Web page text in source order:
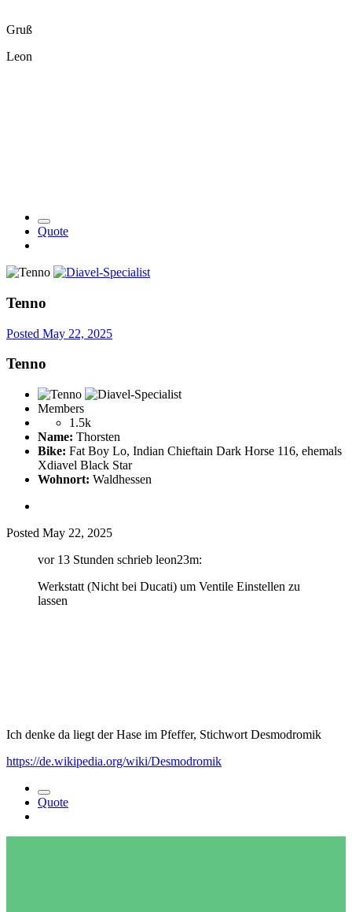
Gruß
Leon
Quote
Tenno
Posted May 22, 2025
Tenno
Members
1.5k
Name: Thorsten
Bike: Fat Boy Lo, Indian Chieftain Dark Horse 116, ehemals
Xdiavel Black Star
Wohnort: Waldhessen
Posted May 22, 2025
vor 13 Stunden schrieb leon23m:
Werkstatt (Nicht bei Ducati) um Ventile Einstellen zu
lassen
Ich denke da liegt der Hase im Pfeffer, Stichwort Desmodromik
https://de.wikipedia.org/wiki/Desmodromik
Quote